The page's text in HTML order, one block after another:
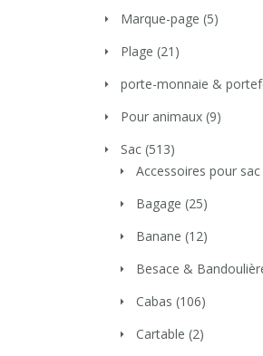
Marque-page (5)
Plage (21)
porte-monnaie &
Pour animaux (9)
Sac (513)
Accessoires pour sac
Bagage (25)
Banane (12)
Besace &
Cabas (106)
Cartable (2)